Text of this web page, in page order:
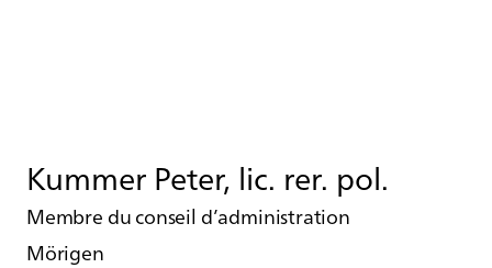
Kummer Peter, lic. rer. pol.
Membre du conseil d’administration
Mörigen